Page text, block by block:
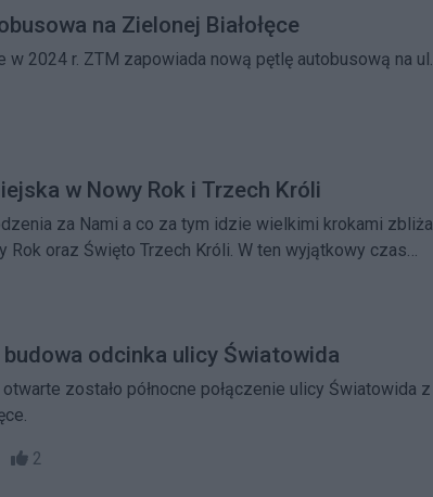
na Zielonej Białołęce
w 2024 r. ZTM zapowiada nową pętlę autobusową na ul.
w Nowy Rok i Trzech Króli
za Nami a co za tym idzie wielkimi krokami zbliża
Rok oraz Święto Trzech Króli. W ten wyjątkowy czas
budowa odcinka ulicy Światowida
zostało północne połączenie ulicy Światowida z
2